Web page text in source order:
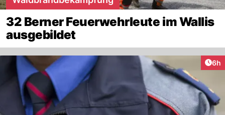
32 Berner Feuerwehrleute im Wallis
ausgebildet
6h